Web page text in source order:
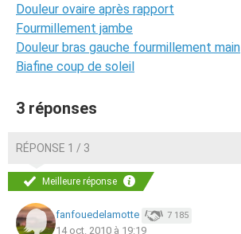
Douleur ovaire après rapport
Fourmillement jambe
Douleur bras gauche fourmillement main
Biafine coup de soleil
3 réponses
RÉPONSE 1 / 3
Meilleure réponse
fanfouedelamotte 7 185
14 oct. 2010 à 19:19